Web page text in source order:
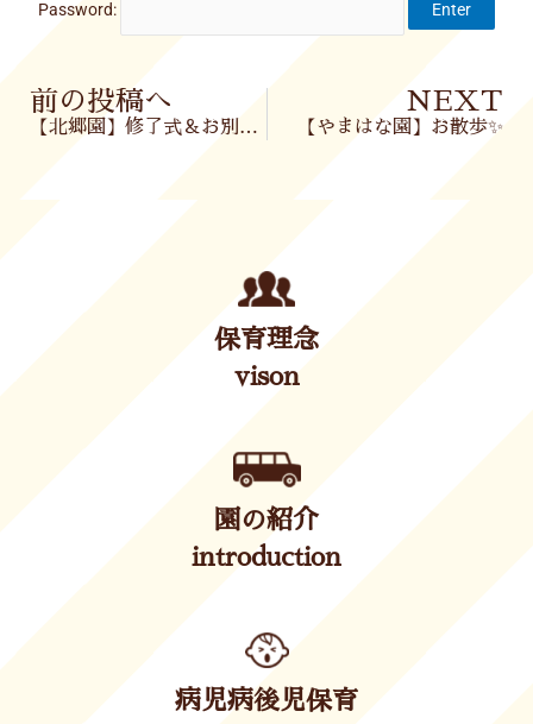
Password:
Prev
前の投稿へ
【北郷園】修了式＆お別れ会🌟彡
NEXT
【やまはな園】お散歩✨
保育理念
vison
園の紹介
introduction
病児病後児保育